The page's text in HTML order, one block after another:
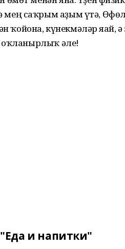
мең саҡрым аҙым үтә,
күнекмәләр яһай, ә
һоҡланырлыҡ әле!
и напитки"